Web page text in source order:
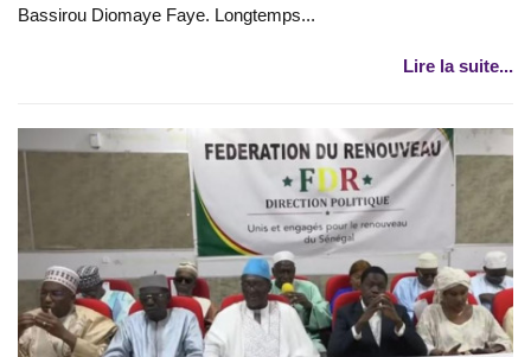
Bassirou Diomaye Faye. Longtemps...
Lire la suite...